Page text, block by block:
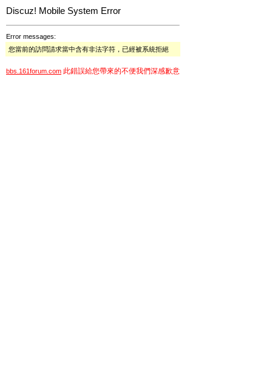
Discuz! Mobile System Error
Error messages:
您當前的訪問請求當中含有非法字符，已經被系統拒絕
bbs.161forum.com 此錯誤給您帶來的不便我們深感歉意